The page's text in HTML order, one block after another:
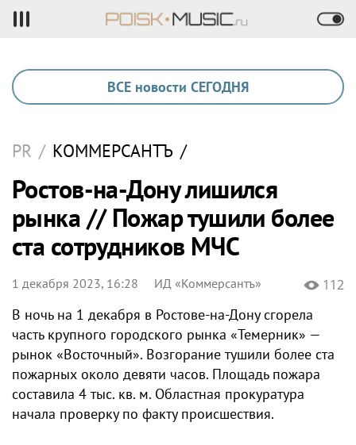
ВСЕ новости СЕГОДНЯ
PR / КОММЕРСАНТЪ /
Ростов-на-Дону лишился
рынка // Пожар тушили более
ста сотрудников МЧС
1 декабря 2023, 16:28 ИД «Коммерсантъ» 112
В ночь на 1 декабря в Ростове-на-Дону сгорела
часть крупного городского рынка «Темерник» —
рынок «Восточный». Возгорание тушили более ста
пожарных около девяти часов. Площадь пожара
составила 4 тыс. кв. м. Областная прокуратура
начала проверку по факту происшествия.